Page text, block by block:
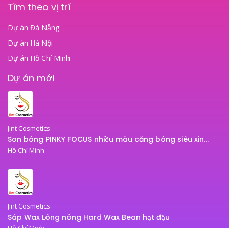
Tìm theo vị trí
Dự án Đà Nẵng
Dự án Hà Nội
Dự án Hồ Chí Minh
Dự án mới
Jint Cosmetics
Son bóng PINKY FOCUS nhiều màu căng bóng siêu xinh – son bóng JINT
Hồ Chí Minh
Jint Cosmetics
Sáp Wax Lông nóng Hard Wax Bean hạt đậu